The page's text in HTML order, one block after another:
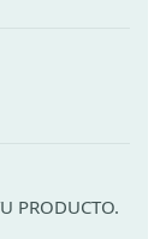
PRODUCTO.